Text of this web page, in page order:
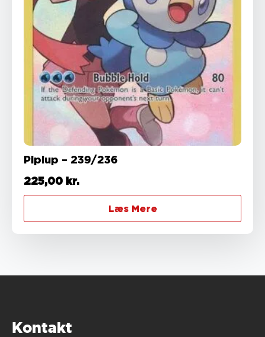
Piplup – 239/236
225,00 kr.
Læs Mere
Kontakt